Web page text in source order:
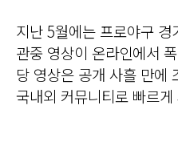
지난 5월에는 프로야구
관중 영상이 온라인에서
당 영상은 공개 사흘 만에
국내외 커뮤니티로 빠르게